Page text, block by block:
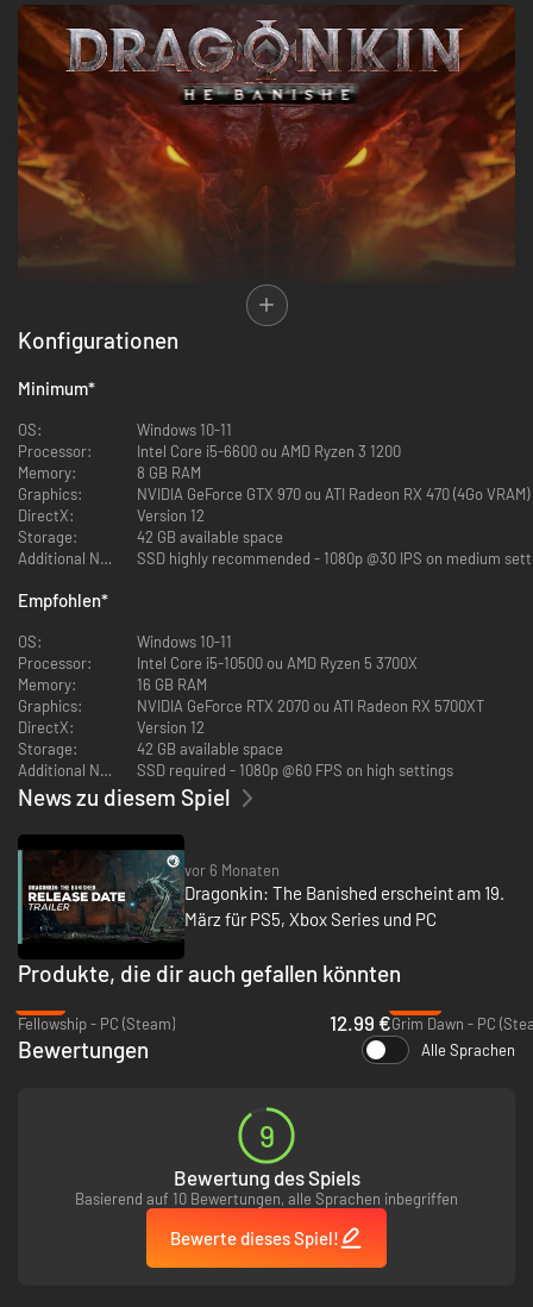
Konfigurationen
Minimum*
OS:
Windows 10-11
Processor:
Intel Core i5-6600 ou AMD Ryzen 3 1200
Memory:
8 GB RAM
Graphics:
NVIDIA GeForce GTX 970 ou ATI Radeon RX 470 (4Go VRAM)
DirectX:
Version 12
Storage:
42 GB available space
Additional Notes:
SSD highly recommended - 1080p @30 IPS on medium
Empfohlen*
OS:
Windows 10-11
Processor:
Intel Core i5-10500 ou AMD Ryzen 5 3700X
Memory:
16 GB RAM
Graphics:
NVIDIA GeForce RTX 2070 ou ATI Radeon RX 5700XT
DirectX:
Version 12
Storage:
42 GB available space
Additional Notes:
SSD required - 1080p @60 FPS on high settings
News zu diesem Spiel
vor 6 Monaten
Dragonkin: The Banished erscheint am 19.
März für PS5, Xbox Series und PC
Produkte, die dir auch gefallen könnten
Fellowship - PC (Steam)
12.99 €Grim Dawn - PC
Bewertungen Alle Sprachen
9
Bewertung des Spiels
Basierend auf 10 Bewertungen, alle Sprachen inbegriffen
Bewerte dieses Spiel!